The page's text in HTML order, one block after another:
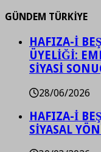
GÜNDEM TÜRKİYE
HAFIZA-İ
ÜYELİĞİ:
SİYASİ
28/06/2026
HAFIZA-İ
SİYASAL